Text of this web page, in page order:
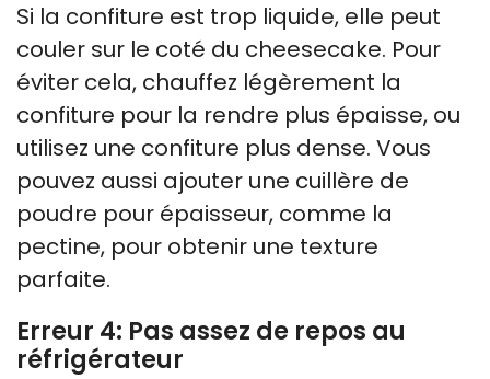
Si la confiture est trop liquide, elle peut
couler sur le coté du cheesecake. Pour
éviter cela, chauffez légèrement la
confiture pour la rendre plus épaisse, ou
utilisez une confiture plus dense. Vous
pouvez aussi ajouter une cuillère de
poudre pour épaisseur, comme la
pectine, pour obtenir une texture
parfaite.
Erreur 4: Pas assez de repos au
réfrigérateur